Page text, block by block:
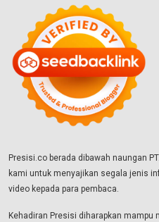
Presisi.co berada dibawah naungan
kami untuk menyajikan segala jenis
video kepada para pembaca.
Kehadiran Presisi diharapkan